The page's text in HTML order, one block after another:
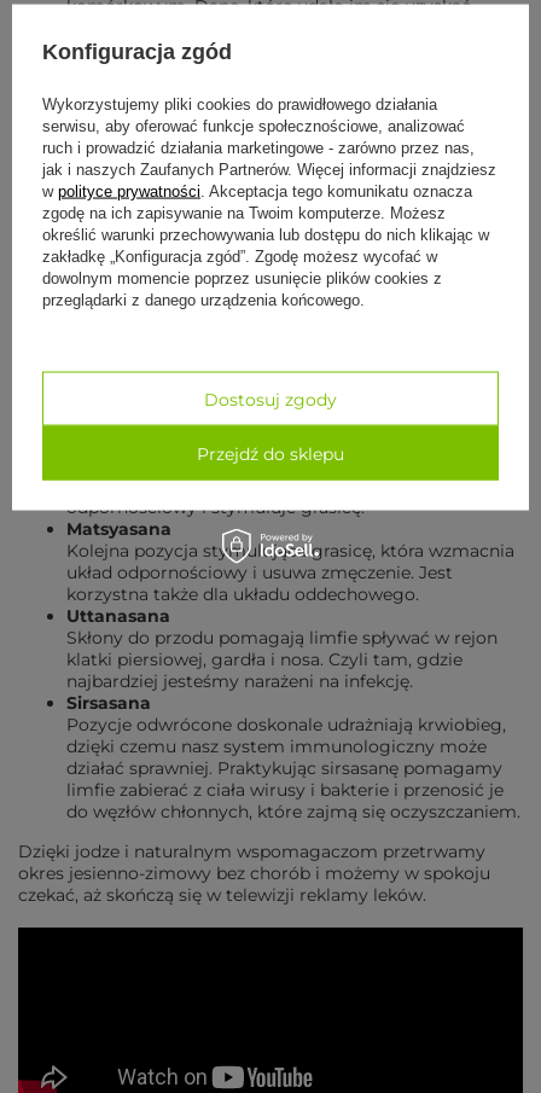
komórkowym. Dane, które udało im się uzyskać
poprawę funkcjonowania układu immunologicznego i
już od pierwszych ćwiczeń może stanowić ważny
Jakie asany?
Adho Mukha Svanasana
To jedna z podstawowych, klasycznych asan. Bardzo
prosta dla każdego jogina, a jednocześnie dająca
wiele korzyści. Skutecznie stymuluje krążenie oraz
masuje mięsień serca. Asana ta oczyszcza także
zatoki, co jest nie bez znaczenia przy częstych
przeziębieniach.
poprzez rozciąganie klatki piersiowej. Dzięki temu
poprawia krążenie oraz usuwanie toksyn z organizmu.
Wzmacnia także mięśnie tułowia i wspomaga układ
Zapobiega zapaleniu płuc, wzmacnia układ
odpornościowy i stymuluje grasicę.
Matsyasana
Kolejna pozycja stymulująca grasicę, która wzmacnia
układ odpornościowy i usuwa zmęczenie. Jest
korzystna także dla układu oddechowego.
Uttanasana
Skłony do przodu pomagają limfie spływać w rejon
klatki piersiowej, gardła i nosa. Czyli tam, gdzie
najbardziej jesteśmy narażeni na infekcję.
Sirsasana
Pozycje odwrócone doskonale udrażniają krwiobieg,
dzięki czemu nasz system immunologiczny może
działać sprawniej. Praktykując sirsasanę pomagamy
limfie zabierać z ciała wirusy i bakterie i przenosić je
do węzłów chłonnych, które zajmą się oczyszczaniem.
Dzięki jodze i naturalnym wspomagaczom przetrwamy
okres jesienno-zimowy bez chorób i możemy w spokoju
czekać, aż skończą się w telewizji reklamy leków.
Konfiguracja zgód
Wykorzystujemy pliki cookies do prawidłowego działania
serwisu, aby oferować funkcje społecznościowe, analizować
ruch i prowadzić działania marketingowe - zarówno przez nas,
jak i naszych Zaufanych Partnerów. Więcej informacji znajdziesz
w polityce prywatności . Akceptacja tego komunikatu oznacza
zgodę na ich zapisywanie na Twoim komputerze. Możesz
określić warunki przechowywania lub dostępu do nich klikając w
zakładkę „Konfiguracja zgód”. Zgodę możesz wycofać w
dowolnym momencie poprzez usunięcie plików cookies z
przeglądarki z danego urządzenia końcowego.
Dostosuj zgody
Przejdź do sklepu